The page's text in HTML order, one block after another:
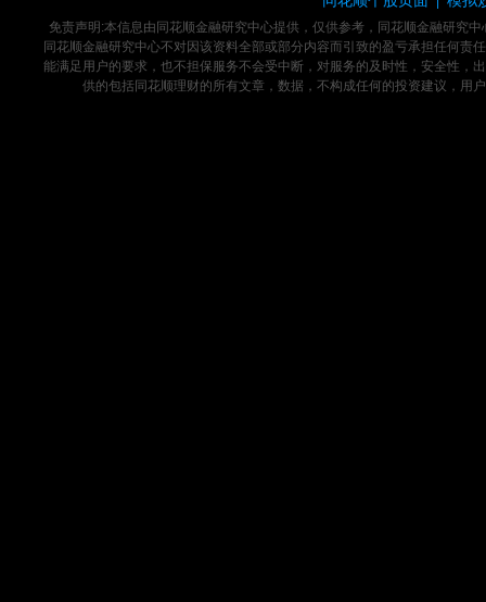
免责声明:本信息由同花顺金融研究中心提供，仅供参考，同花顺金融研究
同花顺金融研究中心不对因该资料全部或部分内容而引致的盈亏承担任何
能满足用户的要求，也不担保服务不会受中断，对服务的及时性，安全性，
供的包括同花顺理财的所有文章，数据，不构成任何的投资建议，用